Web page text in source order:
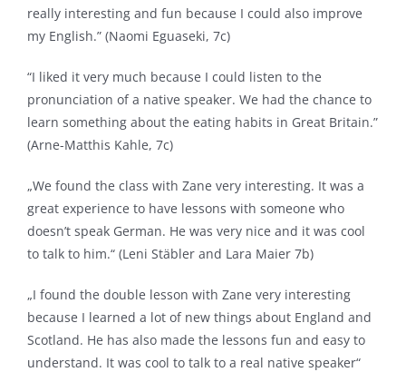
really interesting and fun because I could also improve
my English.” (Naomi Eguaseki, 7c)
“I liked it very much because I could listen to the
pronunciation of a native speaker. We had the chance to
learn something about the eating habits in Great Britain.”
(Arne-Matthis Kahle, 7c)
„We found the class with Zane very interesting. It was a
great experience to have lessons with someone who
doesn’t speak German. He was very nice and it was cool
to talk to him.“ (Leni Stäbler and Lara Maier 7b)
„I found the double lesson with Zane very interesting
because I learned a lot of new things about England and
Scotland. He has also made the lessons fun and easy to
understand. It was cool to talk to a real native speaker“